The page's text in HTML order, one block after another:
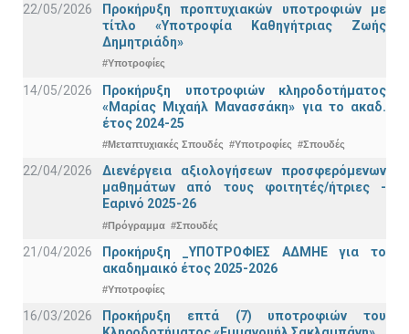
22/05/2026
Προκήρυξη προπτυχιακών υποτροφιών με
τίτλο «Υποτροφία Καθηγήτριας Ζωής
Δημητριάδη»
#Υποτροφίες
14/05/2026
Προκήρυξη υποτροφιών κληροδοτήματος
«Μαρίας Μιχαήλ Μανασσάκη» για το ακαδ.
έτος 2024-25
#Μεταπτυχιακές Σπουδές #Υποτροφίες #Σπουδές
22/04/2026
Διενέργεια αξιολογήσεων προσφερόμενων
μαθημάτων από τους φοιτητές/ήτριες -
Εαρινό 2025-26
#Πρόγραμμα #Σπουδές
21/04/2026
Προκήρυξη _ΥΠΟΤΡΟΦΙΕΣ ΑΔΜΗΕ για το
ακαδημαικό έτος 2025-2026
#Υποτροφίες
16/03/2026
Προκήρυξη επτά (7) υποτροφιών του